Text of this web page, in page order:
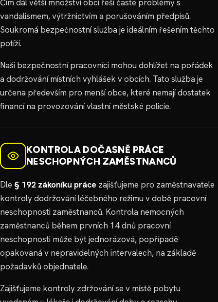
Čím dál větší množství obcí řeší časté problémy s
vandalismem, výtržnictvím a porušováním předpisů.
Soukromá bezpečnostní služba je ideálním řešením těchto
potíží.
Naši bezpečnostní pracovníci mohou dohlížet na pořádek
a dodržování místních vyhlášek v obcích. Tato služba je
určena především pro menší obce, které nemají dostatek
financí na provozování vlastní městské policie.
KONTROLA DOČASNĚ PRÁCE
NESCHOPNÝCH ZAMĚSTNANCŮ
Dle § 192 zákoníku práce zajišťujeme pro zaměstnavatele
kontroly dodržování léčebného režimu v době pracovní
neschopnosti zaměstnanců. Kontrola nemocných
zaměstnanců během prvních 14 dnů pracovní
neschopnosti může být jednorázová, popřípadě
opakovaná v nepravidelných intervalech, na základě
požadavků objednatele.
Zajišťujeme kontroly zdržování se v místě pobytu